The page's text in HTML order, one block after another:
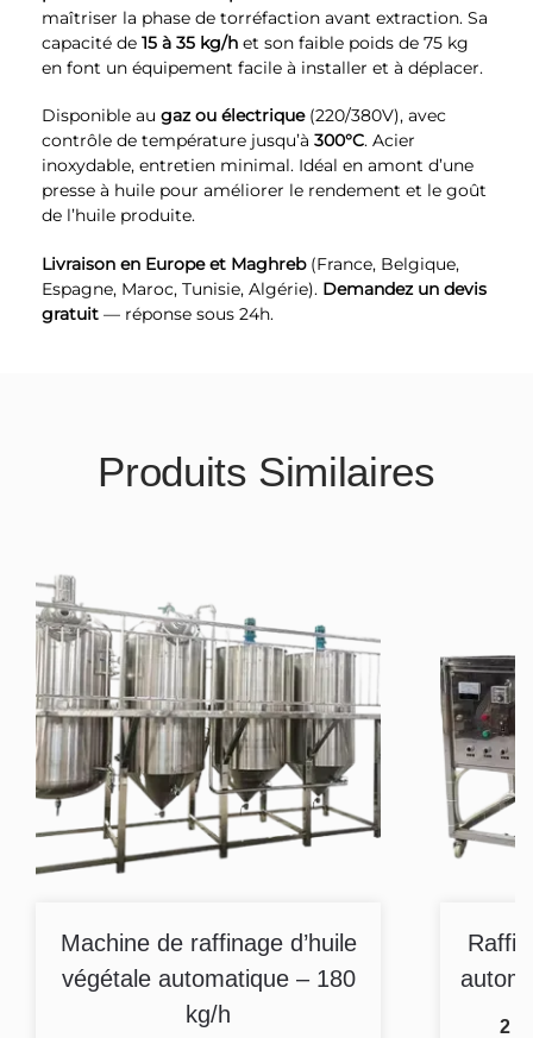
maîtriser la phase de torréfaction avant extraction. Sa
capacité de 15 à 35 kg/h et son faible poids de 75 kg
en font un équipement facile à installer et à déplacer.
Disponible au gaz ou électrique(220/380V), avec
contrôle de température jusqu’à 300°C. Acier
inoxydable, entretien minimal. Idéal en amont d’une
presse à huile pour améliorer le rendement et le goût
de l’huile produite.
Livraison en Europe et Maghreb(France, Belgique,
Espagne, Maroc, Tunisie, Algérie). Demandez un devis
gratuit — réponse sous 24h.
Produits Similaires
Machine de raffinage d’huile
végétale automatique – 180
kg/h
2